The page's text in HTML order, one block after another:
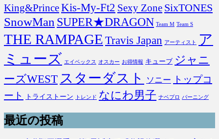
King&PrinceKis-My-Ft2 Sexy Zone SixTONES
SnowMan SUPER★DRAGON Team M Team S
THE RAMPAGETravis Japan アーティスト
ア
ミューズ エイベックス オスカー お得情報 キューブ ジャニ
ーズWEST スターダスト ソニー
トップコ
ート
トライストーン トレンド なにわ男子 ナベプロ バーニング
最近の投稿